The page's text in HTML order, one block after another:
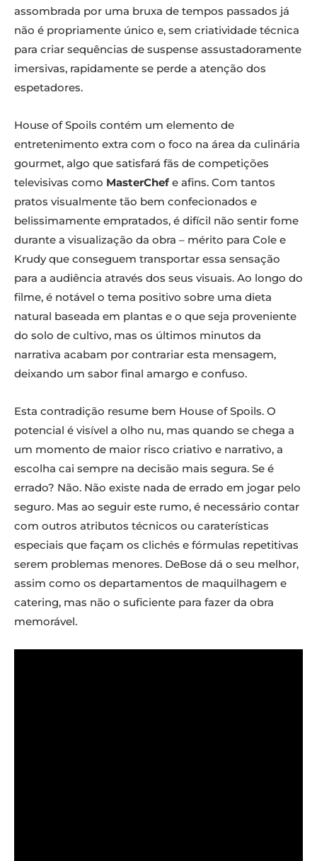
assombrada por uma bruxa de tempos passados já
não é propriamente único e, sem criatividade técnica
para criar sequências de suspense assustadoramente
imersivas, rapidamente se perde a atenção dos
espetadores.
House of Spoils contém um elemento de
entretenimento extra com o foco na área da culinária
gourmet, algo que satisfará fãs de competições
televisivas como MasterChef e afins. Com tantos
pratos visualmente tão bem confecionados e
belissimamente empratados, é difícil não sentir fome
durante a visualização da obra – mérito para Cole e
Krudy que conseguem transportar essa sensação
para a audiência através dos seus visuais. Ao longo do
filme, é notável o tema positivo sobre uma dieta
natural baseada em plantas e o que seja proveniente
do solo de cultivo, mas os últimos minutos da
narrativa acabam por contrariar esta mensagem,
deixando um sabor final amargo e confuso.
Esta contradição resume bem House of Spoils. O
potencial é visível a olho nu, mas quando se chega a
um momento de maior risco criativo e narrativo, a
escolha cai sempre na decisão mais segura. Se é
errado? Não. Não existe nada de errado em jogar pelo
seguro. Mas ao seguir este rumo, é necessário contar
com outros atributos técnicos ou caraterísticas
especiais que façam os clichés e fórmulas repetitivas
serem problemas menores. DeBose dá o seu melhor,
assim como os departamentos de maquilhagem e
catering, mas não o suficiente para fazer da obra
memorável.